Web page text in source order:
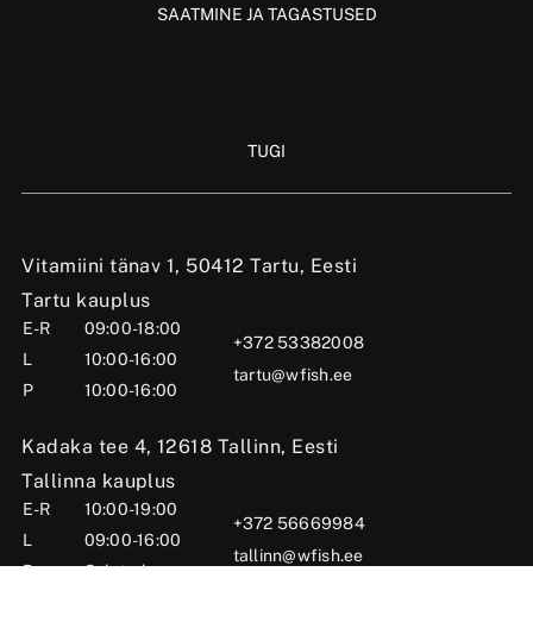
Vitamiini tänav 1, 50412 Tartu, Eesti
Tartu kauplus
E-R
09:00-18:00
L
10:00-16:00
P
10:00-16:00
+372 53382008
tartu@wfish.ee
Kadaka tee 4, 12618 Tallinn, Eesti
Tallinna kauplus
E-R
10:00-19:00
L
09:00-16:00
P
Suletud
+372 56669984
tallinn@wfish.ee
SAATMINE JA TAGASTUSED
TUGI